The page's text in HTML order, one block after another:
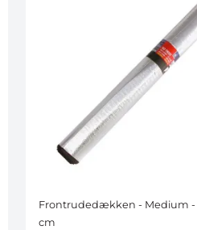
Frontrudedækken - Medium -
cm